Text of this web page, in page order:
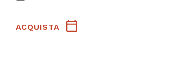
ACQUISTA